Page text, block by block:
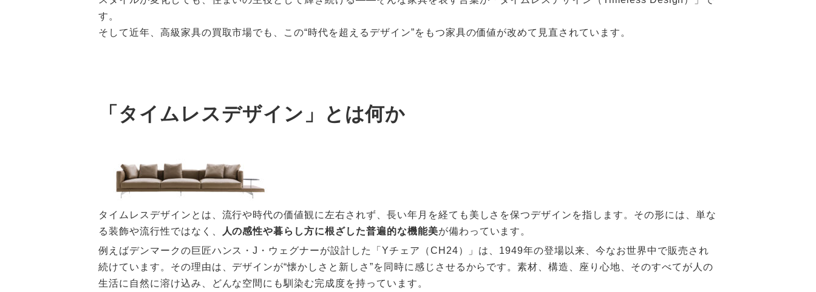
す。
そして近年、高級家具の買取市場でも、この“時代を超えるデザイン”をもつ家具の価値が改めて見直されています。
「タイムレスデザイン」とは何か
タイムレスデザインとは、流行や時代の価値観に左右されず、長い年月を経ても美しさを保つデザインを指します。その形には、単な
る装飾や流行性ではなく、
人の感性や暮らし方に根ざした普遍的な機能美が備わっています。
例えばデンマークの巨匠ハンス・J・ウェグナーが設計した「Yチェア（CH24）」は、1949年の登場以来、今なお世界中で販売され
続けています。その理由は、デザインが“懐かしさと新しさ”を同時に感じさせるからです。素材、構造、座り心地、そのすべてが人の
生活に自然に溶け込み、どんな空間にも馴染む完成度を持っています。